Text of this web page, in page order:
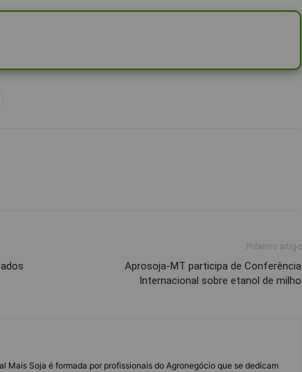
Próximo artigo
Aprosoja-MT participa de Conferência
Internacional sobre etanol de milho
Mais Soja é formada por profissionais do Agronegócio que se dedicam